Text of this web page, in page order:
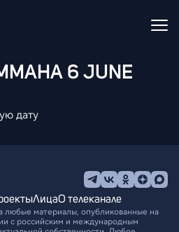
НА 6 JUNE
дату
ЛицаО телеканале
материалы, опубликованные на
с российским и международным